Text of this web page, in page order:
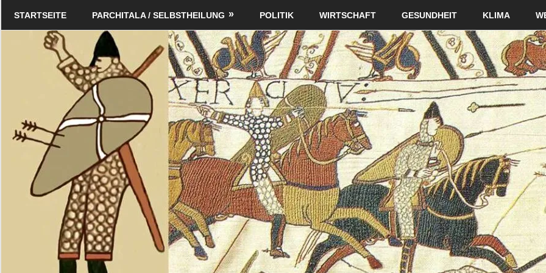
Schildverlag
STARTSEITE PARCHITALA / SELBSTHEILUNG POLITIK WIRTSCHAFT GESUNDHEIT KLIMA